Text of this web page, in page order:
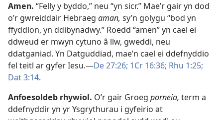
Amen. “Felly y byddo,” neu “yn sicr.” Mae’r gair yn dod
o’r gwreiddair Hebraeg aman, sy’n golygu “bod yn
ffyddlon, yn ddibynadwy.” Roedd “amen” yn cael ei
ddweud er mwyn cytuno â llw, gweddi, neu
ddatganiad. Yn Datguddiad, mae’n cael ei ddefnyddio
fel teitl ar gyfer Iesu.—De 27:26; 1Cr 16:36; Rhu 1:25;
Dat 3:14.
Anfoesoldeb rhywiol. O’r gair Groeg porneia, term a
ddefnyddir yn yr Ysgrythurau i gyfeirio at